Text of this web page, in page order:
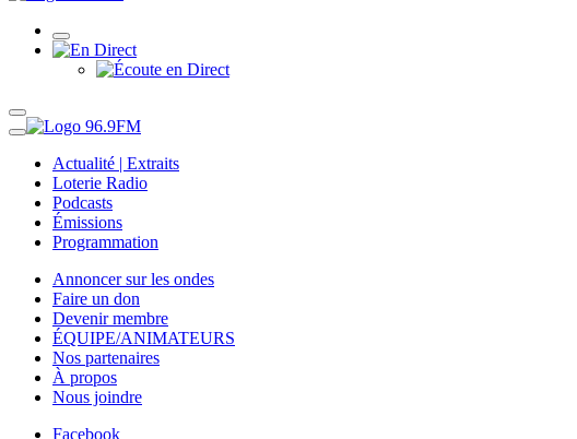
Actualité | Extraits
Loterie Radio
Podcasts
Émissions
Programmation
Annoncer sur les ondes
Faire un don
Devenir membre
ÉQUIPE/ANIMATEURS
Nos partenaires
À propos
Nous joindre
Facebook